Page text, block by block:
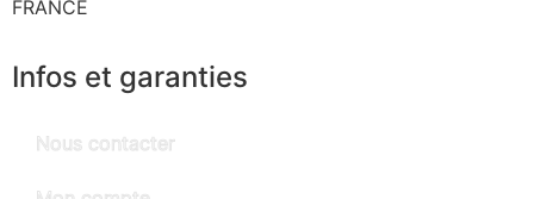
FRANCE
Infos et garanties
Nous contacter